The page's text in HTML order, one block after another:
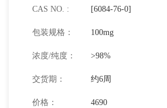
CAS NO. : [6084-76-0]
包装规格： 100mg
浓度/纯度： >98%
交货期： 约6周
价格： 4690